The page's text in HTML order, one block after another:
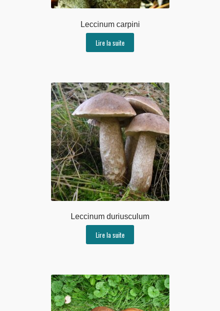
Leccinum carpini
Lire la suite
Leccinum duriusculum
Lire la suite